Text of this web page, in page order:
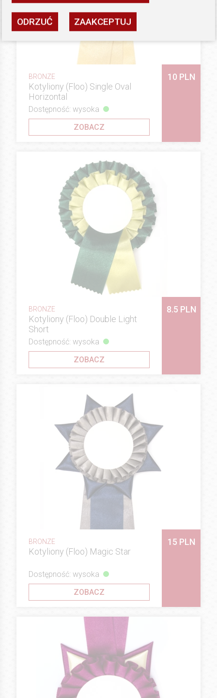
BRONZE
Kotyliony (Floo) Single Oval
Horizontal
10 PLN
Dostępność: wysoka
ZOBACZ
BRONZE
Kotyliony (Floo) Double Light
Short
8.5 PLN
Dostępność: wysoka
ZOBACZ
BRONZE
Kotyliony (Floo) Magic Star
15 PLN
Dostępność: wysoka
ZOBACZ
ODRZUĆ ZAAKCEPTUJ